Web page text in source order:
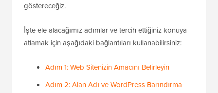
göstereceğiz.
İşte ele alacağımız adımlar ve tercih ettiğiniz konuya
atlamak için aşağıdaki bağlantıları kullanabilirsiniz:
Adım 1: Web Sitenizin Amacını Belirleyin
Adım 2: Alan Adı ve WordPress Barındırma